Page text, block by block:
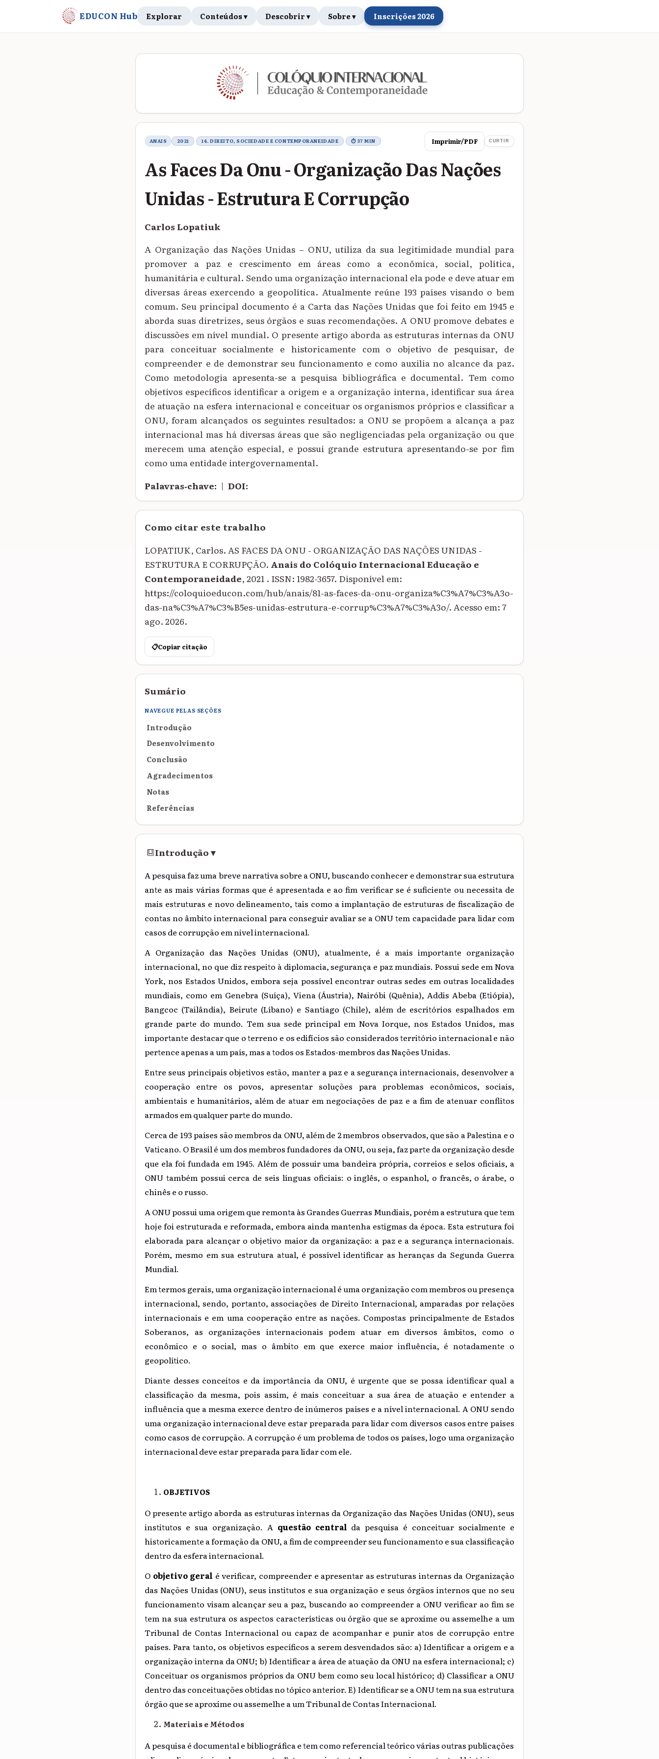
EDUCON Hub Explorar Conteúdos ▾ Descobrir ▾ Sobre ▾ Inscrições 2026
ANAIS 2021 14. DIREITO, SOCIEDADE E CONTEMPORANEIDADE ⏱ 37 MIN Imprimir/PDF CURTIR
As Faces Da Onu - Organização Das Nações
Unidas - Estrutura E Corrupção
Carlos Lopatiuk
A Organização das Nações Unidas – ONU, utiliza da sua legitimidade mundial para
promover a paz e crescimento em áreas como a econômica, social, política,
humanitária e cultural. Sendo uma organização internacional ela pode e deve atuar em
diversas áreas exercendo a geopolítica. Atualmente reúne 193 países visando o bem
comum. Seu principal documento é a Carta das Nações Unidas que foi feito em 1945 e
aborda suas diretrizes, seus órgãos e suas recomendações. A ONU promove debates e
discussões em nível mundial. O presente artigo aborda as estruturas internas da ONU
para conceituar socialmente e historicamente com o objetivo de pesquisar, de
compreender e de demonstrar seu funcionamento e como auxilia no alcance da paz.
Como metodologia apresenta-se a pesquisa bibliográfica e documental. Tem como
objetivos específicos identificar a origem e a organização interna, identificar sua área
de atuação na esfera internacional e conceituar os organismos próprios e classificar a
ONU, foram alcançados os seguintes resultados: a ONU se propõem a alcança a paz
internacional mas há diversas áreas que são negligenciadas pela organização ou que
merecem uma atenção especial, e possui grande estrutura apresentando-se por fim
como uma entidade intergovernamental.
Palavras‑chave: | DOI:
Como citar este trabalho
LOPATIUK, Carlos. AS FACES DA ONU - ORGANIZAÇÃO DAS NAÇÕES UNIDAS -
ESTRUTURA E CORRUPÇÃO. Anais do Colóquio Internacional Educação e
Contemporaneidade, 2021 . ISSN: 1982-3657. Disponível em:
https://coloquioeducon.com/hub/anais/81-as-faces-da-onu-organiza%C3%A7%C3%A3o-
das-na%C3%A7%C3%B5es-unidas-estrutura-e-corrup%C3%A7%C3%A3o/. Acesso em: 7
ago. 2026.
📋Copiar citação
Sumário
NAVEGUE PELAS SEÇÕES
Introdução
Desenvolvimento
Conclusão
Agradecimentos
Notas
Referências
Introdução▾
A pesquisa faz uma breve narrativa sobre a ONU, buscando conhecer e demonstrar sua estrutura
ante as mais várias formas que é apresentada e ao fim verificar se é suficiente ou necessita de
mais estruturas e novo delineamento, tais como a implantação de estruturas de fiscalização de
contas no âmbito internacional para conseguir avaliar se a ONU tem capacidade para lidar com
casos de corrupção em nivel internacional.
A Organização das Nações Unidas (ONU), atualmente, é a mais importante organização
internacional, no que diz respeito à diplomacia, segurança e paz mundiais. Possui sede em Nova
York, nos Estados Unidos, embora seja possível encontrar outras sedes em outras localidades
mundiais, como em Genebra (Suíça), Viena (Áustria), Nairóbi (Quênia), Addis Abeba (Etiópia),
Bangcoc (Tailândia), Beirute (Líbano) e Santiago (Chile), além de escritórios espalhados em
grande parte do mundo. Tem sua sede principal em Nova Iorque, nos Estados Unidos, mas
importante destacar que o terreno e os edifícios são considerados território internacional e não
pertence apenas a um país, mas a todos os Estados-membros das Nações Unidas.
Entre seus principais objetivos estão, manter a paz e a segurança internacionais, desenvolver a
cooperação entre os povos, apresentar soluções para problemas econômicos, sociais,
ambientais e humanitários, além de atuar em negociações de paz e a fim de atenuar conflitos
armados em qualquer parte do mundo.
Cerca de 193 países são membros da ONU, além de 2 membros observados, que são a Palestina e o
Vaticano. O Brasil é um dos membros fundadores da ONU, ou seja, faz parte da organização desde
que ela foi fundada em 1945. Além de possuir uma bandeira própria, correios e selos oficiais, a
ONU também possui cerca de seis línguas oficiais: o inglês, o espanhol, o francês, o árabe, o
chinês e o russo.
A ONU possui uma origem que remonta às Grandes Guerras Mundiais, porém a estrutura que tem
hoje foi estruturada e reformada, embora ainda mantenha estigmas da época. Esta estrutura foi
elaborada para alcançar o objetivo maior da organização: a paz e a segurança internacionais.
Porém, mesmo em sua estrutura atual, é possível identificar as heranças da Segunda Guerra
Mundial.
Em termos gerais, uma organização internacional é uma organização com membros ou presença
internacional, sendo, portanto, associações de Direito Internacional, amparadas por relações
internacionais e em uma cooperação entre as nações. Compostas principalmente de Estados
Soberanos, as organizações internacionais podem atuar em diversos âmbitos, como o
econômico e o social, mas o âmbito em que exerce maior influência, é notadamente o
geopolítico.
Diante desses conceitos e da importância da ONU, é urgente que se possa identificar qual a
classificação da mesma, pois assim, é mais conceituar a sua área de atuação e entender a
influência que a mesma exerce dentro de inúmeros países e a nível internacional. A ONU sendo
uma organização internacional deve estar preparada para lidar com diversos casos entre países
como casos de corrupção. A corrupção é um problema de todos os países, logo uma organização
internacional deve estar preparada para lidar com ele.
OBJETIVOS
O presente artigo aborda as estruturas internas da Organização das Nações Unidas (ONU), seus
institutos e sua organização. A questão central da pesquisa é conceituar socialmente e
historicamente a formação da ONU, a fim de compreender seu funcionamento e sua classificação
dentro da esfera internacional.
O objetivo geral é verificar, compreender e apresentar as estruturas internas da Organização
das Nações Unidas (ONU), seus institutos e sua organização e seus órgãos internos que no seu
funcionamento visam alcançar seu a paz, buscando ao compreender a ONU verificar ao fim se
tem na sua estrutura os aspectos características ou órgão que se aproxime ou assemelhe a um
Tribunal de Contas Internacional ou capaz de acompanhar e punir atos de corrupção entre
países.Para tanto, os objetivos específicos a serem desvendados são: a) Identificar a origem e a
organização interna da ONU; b) Identificar a área de atuação da ONU na esfera internacional; c)
Conceituar os organismos próprios da ONU bem como seu local histórico; d) Classificar a ONU
dentro das conceituações obtidas no tópico anterior. E) Identificar se aONU tem na sua estrutura
órgão que se aproxime ou assemelhe a um Tribunal de Contas Internacional.
Materiais e Métodos
A pesquisa é documental e bibliográfica e tem como referencial teórico várias outras publicações